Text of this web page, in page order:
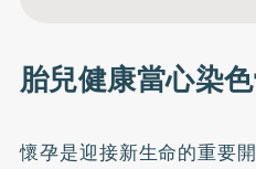
胎兒健康當心染
懷孕是迎接新生命的重要